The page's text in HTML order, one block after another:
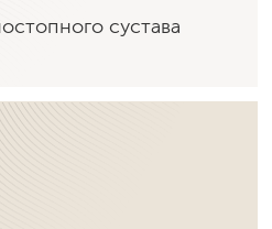
сустава